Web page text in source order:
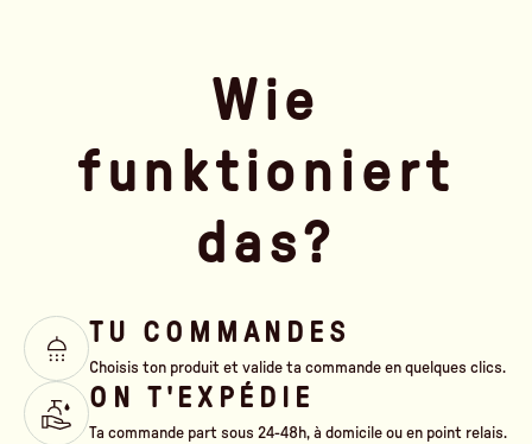
Wie
funktioniert
das?
TU COMMANDES
Choisis ton produit et valide ta commande en quelques clics.
ON T'EXPÉDIE
Ta commande part sous 24-48h, à domicile ou en point relais.